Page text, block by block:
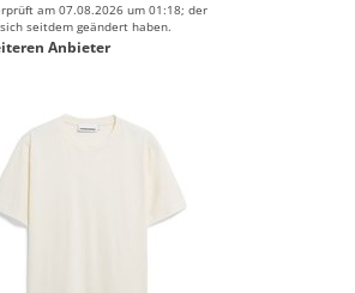
am 07.08.2026 um 01:18; der
seitdem geändert haben.
Anbieter